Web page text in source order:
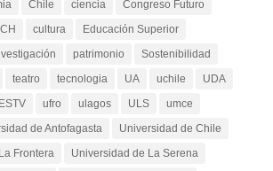
Chile ciencia
Congreso Futuro
cultura
Educación Superior
patrimonio
Sostenibilidad
teatro tecnologia UA uchile
UDA
ufro ulagos ULS
umce
de Antofagasta
Universidad de Chile
Frontera
Universidad de La Serena